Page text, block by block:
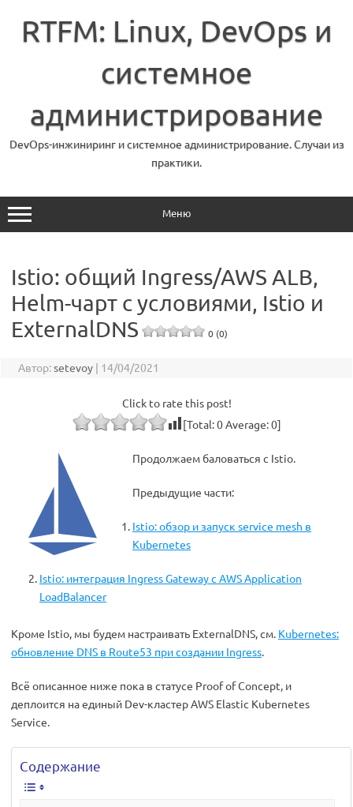
содержимому
RTFM: Linux, DevOps и
системное
администрирование
DevOps-инжиниринг и системное администрирование. Случаи из
практики.
Меню
Istio: общий Ingress/AWS ALB,
Helm-чарт с условиями, Istio и
ExternalDNS
0 (0)
Автор:setevoy | 14/04/2021
Click to rate this post!
[Total:0Average:0]
Продолжаем баловаться с Istio.
Предыдущие части:
Istio: обзор и запуск service mesh в
Kubernetes
Istio: интеграция Ingress Gateway с AWS Application
LoadBalancer
Кроме Istio, мы будем настраивать ExternalDNS, см. Kubernetes:
обновление DNS в Route53 при создании Ingress.
Всё описанное ниже пока в статусе Proof of Concept, и
деплоится на единый Dev-кластер AWS Elastic Kubernetes
Service.
Содержание